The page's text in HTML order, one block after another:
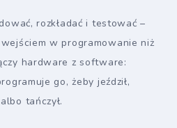
rozkładać i testować –
w programowanie niż
hardware z software:
go, żeby jeździł,
tańczył.